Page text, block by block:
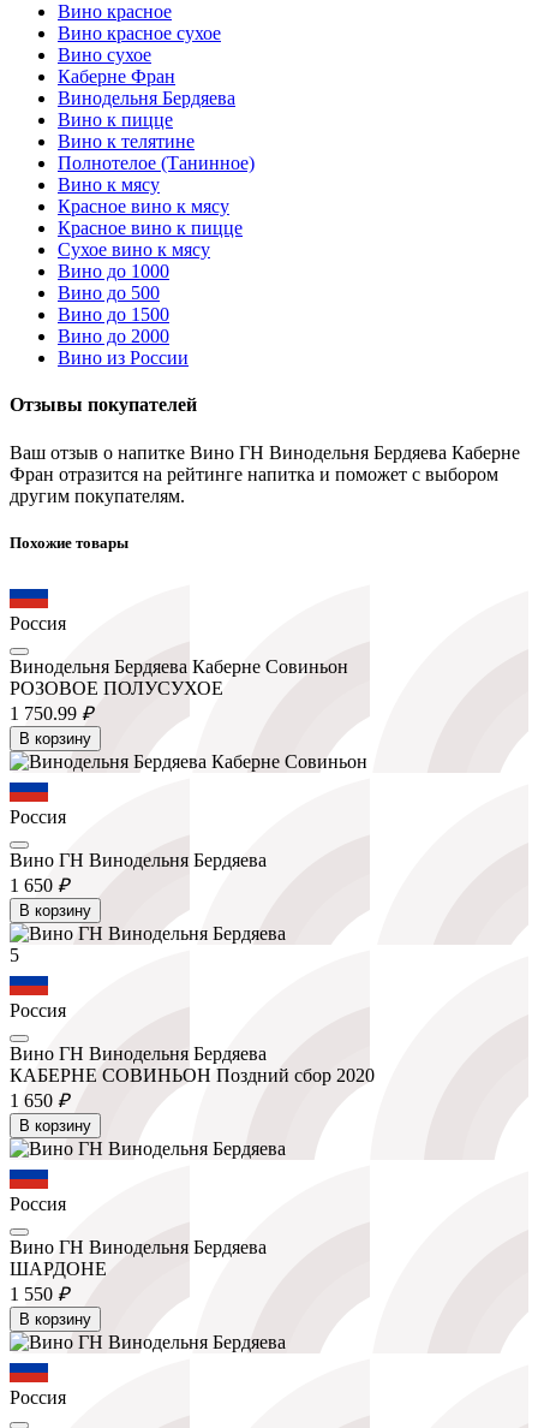
Вино красное
Вино красное сухое
Вино сухое
Каберне Фран
Винодельня Бердяева
Вино к пицце
Вино к телятине
Полнотелое (Танинное)
Вино к мясу
Красное вино к мясу
Красное вино к пицце
Сухое вино к мясу
Вино до 1000
Вино до 500
Вино до 1500
Вино до 2000
Вино из России
Отзывы покупателей
Ваш отзыв о напитке Вино ГН Винодельня Бердяева Каберне
Фран отразится на рейтинге напитка и поможет с выбором
другим покупателям.
Похожие товары
Россия
Винодельня Бердяева Каберне Совиньон
РОЗОВОЕ ПОЛУСУХОЕ
1 750.99 ₽
В корзину
Россия
Вино ГН Винодельня Бердяева
1 650 ₽
В корзину
5
Россия
Вино ГН Винодельня Бердяева
КАБЕРНЕ СОВИНЬОН Поздний сбор 2020
1 650 ₽
В корзину
Россия
Вино ГН Винодельня Бердяева
ШАРДОНЕ
1 550 ₽
В корзину
Россия